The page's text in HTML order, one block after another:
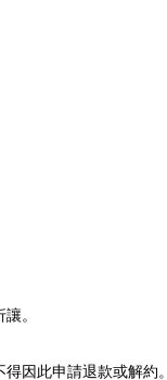
。
因此申請退款或解約。